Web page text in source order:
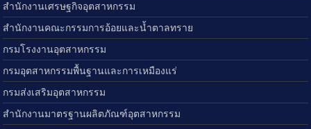
สำนักงานเศรษฐกิจอุตสาหกรรม
สำนักงานคณะกรรมการอ้อยและน้ำตาลทราย
กรมโรงงานอุตสาหกรรม
กรมอุตสาหกรรมพื้นฐานและการเหมืองแร่
กรมส่งเสริมอุตสาหกรรม
สำนักงานมาตรฐานผลิตภัณฑ์อุตสาหกรรม